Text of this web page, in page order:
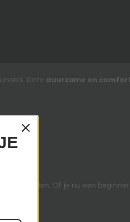
Deze duurzame en
te tillen. Of je nu een